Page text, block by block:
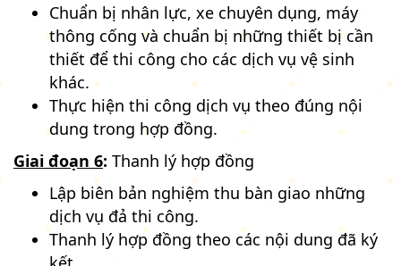
Chuẩn bị nhân lực, xe chuyên dụng, máy
thông cống và chuẩn bị những thiết bị cần
thiết để thi công cho các dịch vụ vệ sinh
khác.
Thực hiện thi công dịch vụ theo đúng nội
dung trong hợp đồng.
Giai đoạn 6: Thanh lý hợp đồng
Lập biên bản nghiệm thu bàn giao những
dịch vụ đả thi công.
Thanh lý hợp đồng theo các nội dung đã ký